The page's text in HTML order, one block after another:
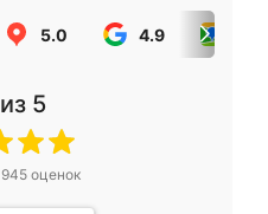
5.0 4.9
из 5
945оценок